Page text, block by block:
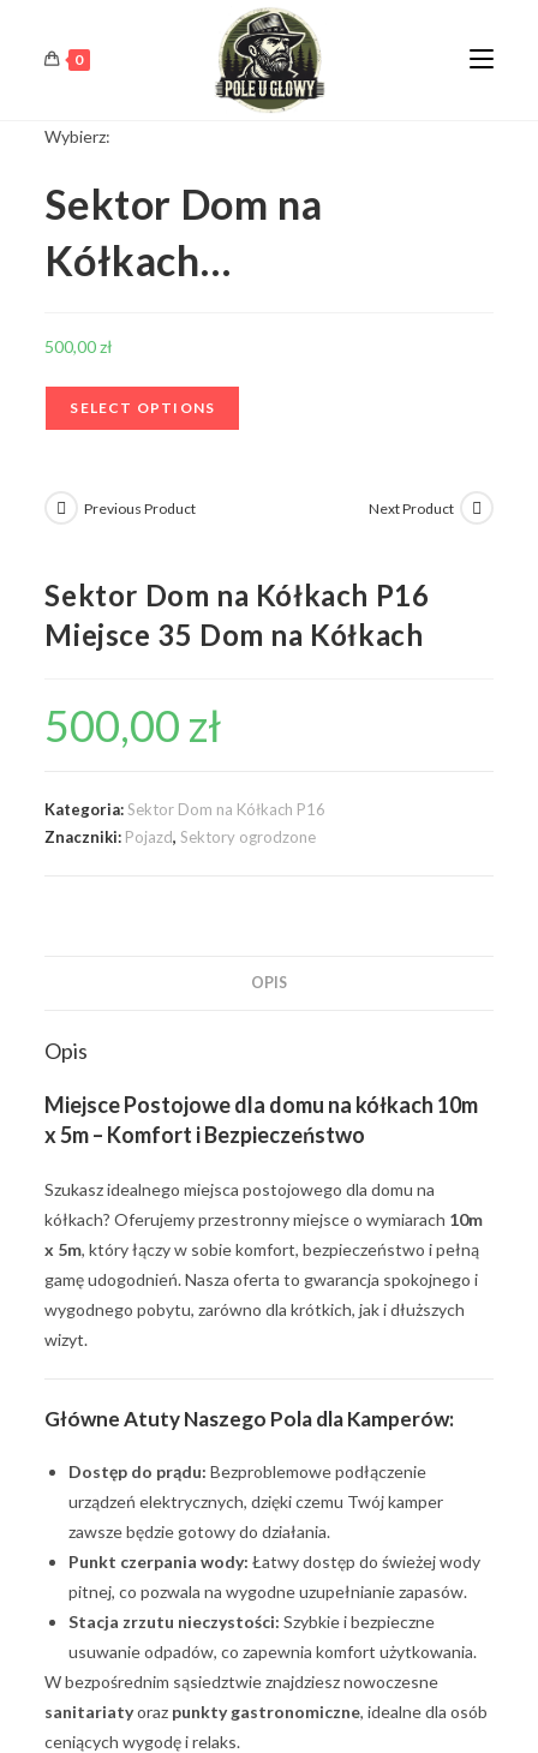
0
Wybierz:
Sektor Dom na
Kółkach…
500,00zł
SELECT OPTIONS
Previous Product Next Product
Sektor Dom na Kółkach P16
Miejsce 35 Dom na Kółkach
500,00 zł
Kategoria:Sektor Dom na Kółkach P16
Znaczniki: Pojazd,Sektory ogrodzone
OPIS
Opis
Miejsce Postojowe dla domu na kółkach 10m
x 5m – Komfort i Bezpieczeństwo
Szukasz idealnego miejsca postojowego dla domu na
kółkach? Oferujemy przestronny miejsce o wymiarach 10m
x 5m, który łączy w sobie komfort, bezpieczeństwo i pełną
gamę udogodnień. Nasza oferta to gwarancja spokojnego i
wygodnego pobytu, zarówno dla krótkich, jak i dłuższych
wizyt.
Główne Atuty Naszego Pola dla Kamperów:
Dostęp do prądu: Bezproblemowe podłączenie
urządzeń elektrycznych, dzięki czemu Twój kamper
zawsze będzie gotowy do działania.
Punkt czerpania wody: Łatwy dostęp do świeżej wody
pitnej, co pozwala na wygodne uzupełnianie zapasów.
Stacja zrzutu nieczystości: Szybkie i bezpieczne
usuwanie odpadów, co zapewnia komfort użytkowania.
W bezpośrednim sąsiedztwie znajdziesz nowoczesne
sanitariatyoraz punkty gastronomiczne, idealne dla osób
ceniących wygodę i relaks.